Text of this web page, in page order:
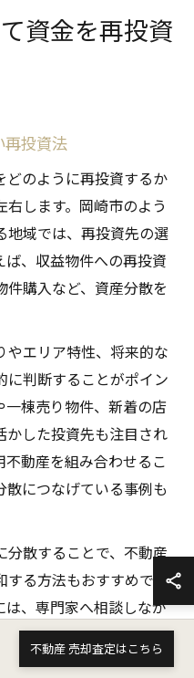
資金を再投資
再投資法
どのように再投資するか
します。岡崎市のよう
地域では、再投資先の選
、収益物件への再投資
購入など、資産分散を
やエリア特性、将来的な
に判断することがポイン
一棟売り物件、新着の店
かした投資先も注目され
動産を組み合わせるこ
散につなげている事例も
分散することで、不動産
する方法もおすすめで
は、専門家へ相談しなが
し、適切なタイミングで
不動産 売却査定はこちら